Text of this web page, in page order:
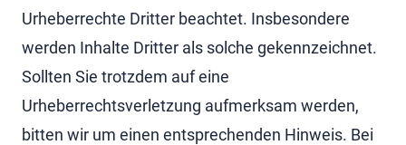
Urheberrechte Dritter beachtet. Insbesondere
werden Inhalte Dritter als solche gekennzeichnet.
Sollten Sie trotzdem auf eine
Urheberrechtsverletzung aufmerksam werden,
bitten wir um einen entsprechenden Hinweis. Bei